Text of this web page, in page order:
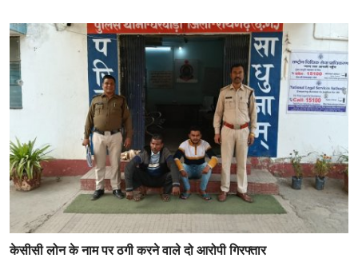
केसीसी लोन के नाम पर ठगी करने वाले दो आरोपी गिरफ्तार